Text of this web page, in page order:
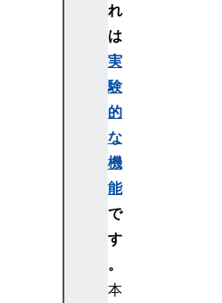
れ
は
実
験
的
な
機
能
で
す
。
本